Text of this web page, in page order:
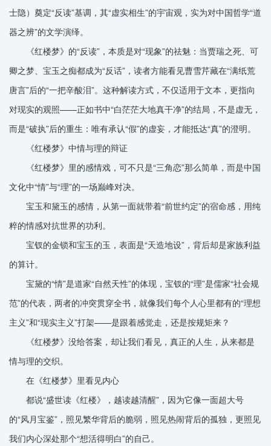
士隐）奠定“反读”基调，其“虚实相生”的宇宙观，实为对中国哲学“道
器之辨”的文学演绎。
《红楼梦》的“反读”，本质是对“现象”的祛魅：当贾瑞之死、可
卿之梦、宝玉之痴都成为“反话”，读者方能看见曹雪芹藏在“满纸荒
唐言”后的“一把辛酸泪”。这种解读方式，不仅适用于文本，更指向
对现实的观照——正如书中“白茫茫大地真干净”的结局，不是虚无，
而是“破执”后的重生：唯有承认“假”的虚妄，才能抵达“真”的澄明。
《红楼梦》中情与理的辩证
《红楼梦》里的感情戏，可不只是“三角恋”那么简单，而是中国
文化中“情”与“理”的一场巅峰对决。
宝玉和黛玉的感情，从第一面就带着“前世约定”的宿命感，用纯
粹的情感对抗世界的功利。
宝钗的金锁和宝玉的玉，表面是“天造地设”，背后却是家族利益
的算计。
宝黛的“情”是道家“自然天性”的体现，宝钗的“理”是儒家“社会规
范”的代表，两者的冲突贯穿全书，就像我们每个人心里都有的“理想
主义”和“现实主义”打架——是跟着感觉走，还是按规矩来？
《红楼梦》没给答案，却让我们看见，真正的人生，从来都是
情与理的交织。
在《红楼梦》里看见内心
都说“盛世读《红楼》，越读越清醒”，因为它像一面超大号
的“风月宝鉴”，照见繁华背后的脆弱，照见热闹背后的孤独，更照见
我们内心深处那个“想活得明白”的自己。